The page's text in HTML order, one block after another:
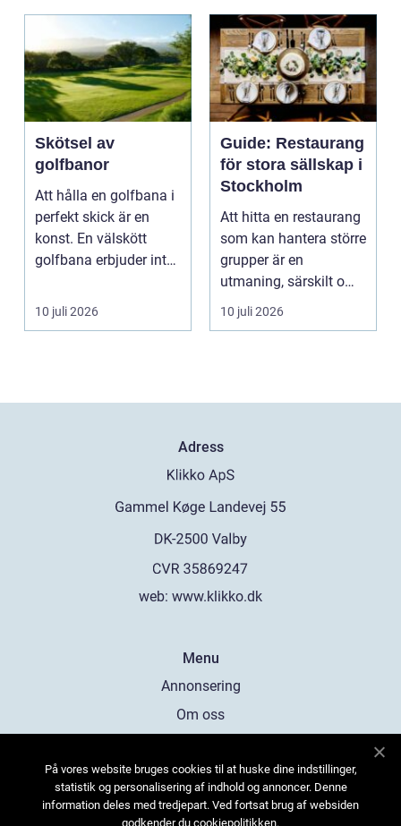
Skötsel av
golfbanor
Att hålla en golfbana i
perfekt skick är en
konst. En välskött
golfbana erbjuder inte
10 juli 2026
Guide: Restaurang
för stora sällskap i
Stockholm
Att hitta en restaurang
som kan hantera större
grupper är en
utmaning, särskilt om
ma...
10 juli 2026
Adress
web: www.klikko.dk
Menu
Annonsering
Om oss
Kontakta oss
Sitemap
På vores website bruges cookies til at huske dine indstillinger,
statistik og personalisering af indhold og annoncer. Denne
information deles med tredjepart. Ved fortsat brug af websiden
godkender du cookiepolitikken.